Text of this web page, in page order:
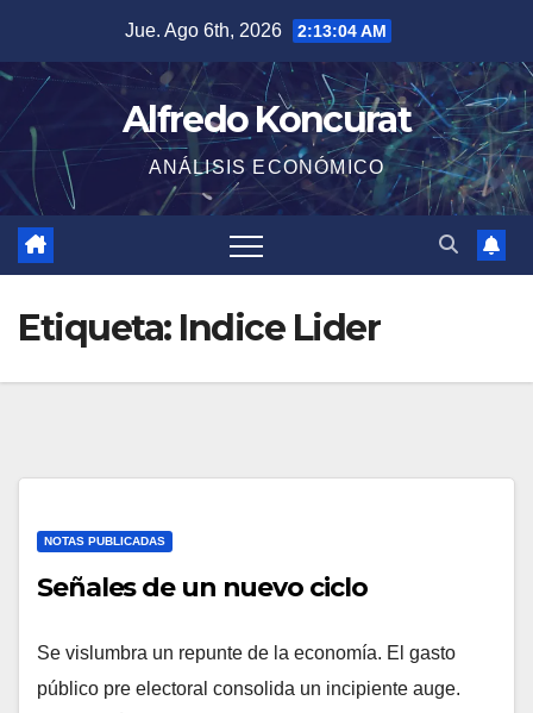
contenido
Jue. Ago 6th, 2026 2:13:05 AM
Alfredo Koncurat
ANÁLISIS ECONÓMICO
Etiqueta: Indice Lider
NOTAS PUBLICADAS
Señales de un nuevo ciclo
Se vislumbra un repunte de la economía. El gasto
público pre electoral consolida un incipiente auge.